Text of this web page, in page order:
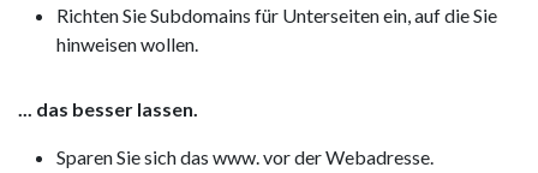
Richten Sie Subdomains für Unterseiten ein, auf die Sie
hinweisen wollen.
... das besser lassen.
Sparen Sie sich das www. vor der Webadresse.